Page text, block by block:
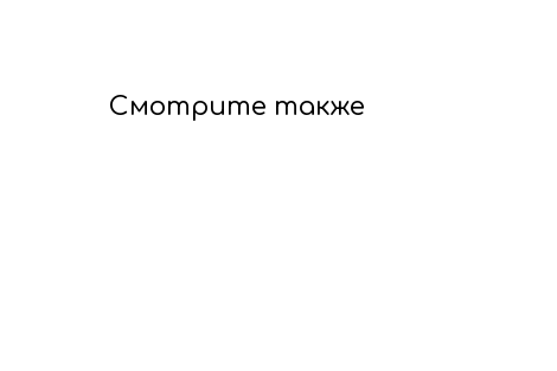
Смотрите также